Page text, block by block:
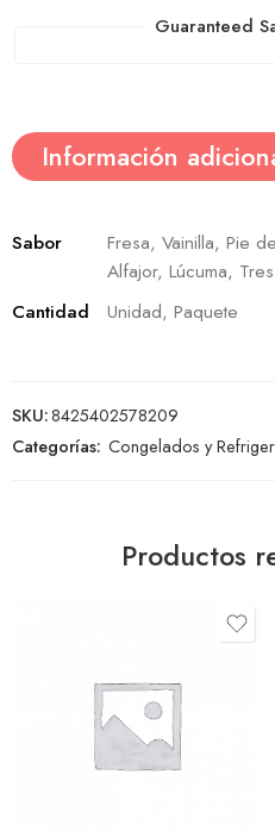
Guaranteed
Información
Sabor
Fresa, Vainilla, Pie
Alfajor, Lúcuma,
Cantidad
Unidad, Paquete
SKU:8425402578209
Categorías: Congelados y
Productos